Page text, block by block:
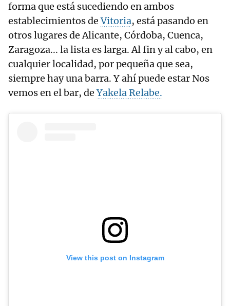
forma que está sucediendo en ambos
establecimientos deVitoria, está pasando en
otros lugares de Alicante, Córdoba, Cuenca,
Zaragoza... la lista es larga. Al fin y al cabo, en
cualquier localidad, por pequeña que sea,
siempre hay una barra. Y ahí puede estar Nos
vemos en el bar, deYakela Relabe.
View this post on Instagram